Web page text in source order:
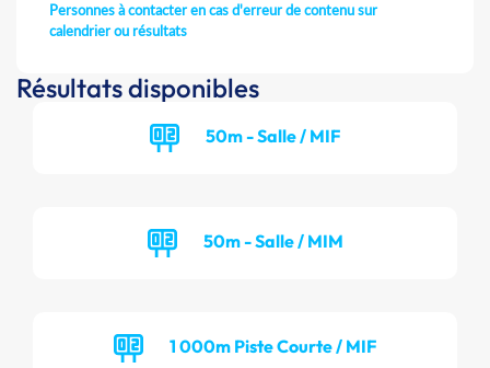
Personnes à contacter en cas d'erreur de contenu sur
calendrier ou résultats
Résultats disponibles
50m - Salle / MIF
50m - Salle / MIM
1 000m Piste Courte / MIF